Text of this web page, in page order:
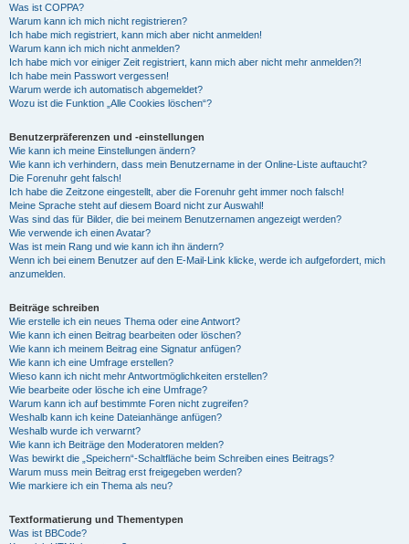
Was ist COPPA?
Warum kann ich mich nicht registrieren?
Ich habe mich registriert, kann mich aber nicht anmelden!
Warum kann ich mich nicht anmelden?
Ich habe mich vor einiger Zeit registriert, kann mich aber nicht mehr anmelden?!
Ich habe mein Passwort vergessen!
Warum werde ich automatisch abgemeldet?
Wozu ist die Funktion „Alle Cookies löschen“?
Benutzerpräferenzen und -einstellungen
Wie kann ich meine Einstellungen ändern?
Wie kann ich verhindern, dass mein Benutzername in der Online-Liste auftaucht?
Die Forenuhr geht falsch!
Ich habe die Zeitzone eingestellt, aber die Forenuhr geht immer noch falsch!
Meine Sprache steht auf diesem Board nicht zur Auswahl!
Was sind das für Bilder, die bei meinem Benutzernamen angezeigt werden?
Wie verwende ich einen Avatar?
Was ist mein Rang und wie kann ich ihn ändern?
Wenn ich bei einem Benutzer auf den E-Mail-Link klicke, werde ich aufgefordert, mich
anzumelden.
Beiträge schreiben
Wie erstelle ich ein neues Thema oder eine Antwort?
Wie kann ich einen Beitrag bearbeiten oder löschen?
Wie kann ich meinem Beitrag eine Signatur anfügen?
Wie kann ich eine Umfrage erstellen?
Wieso kann ich nicht mehr Antwortmöglichkeiten erstellen?
Wie bearbeite oder lösche ich eine Umfrage?
Warum kann ich auf bestimmte Foren nicht zugreifen?
Weshalb kann ich keine Dateianhänge anfügen?
Weshalb wurde ich verwarnt?
Wie kann ich Beiträge den Moderatoren melden?
Was bewirkt die „Speichern“-Schaltfläche beim Schreiben eines Beitrags?
Warum muss mein Beitrag erst freigegeben werden?
Wie markiere ich ein Thema als neu?
Textformatierung und Thementypen
Was ist BBCode?